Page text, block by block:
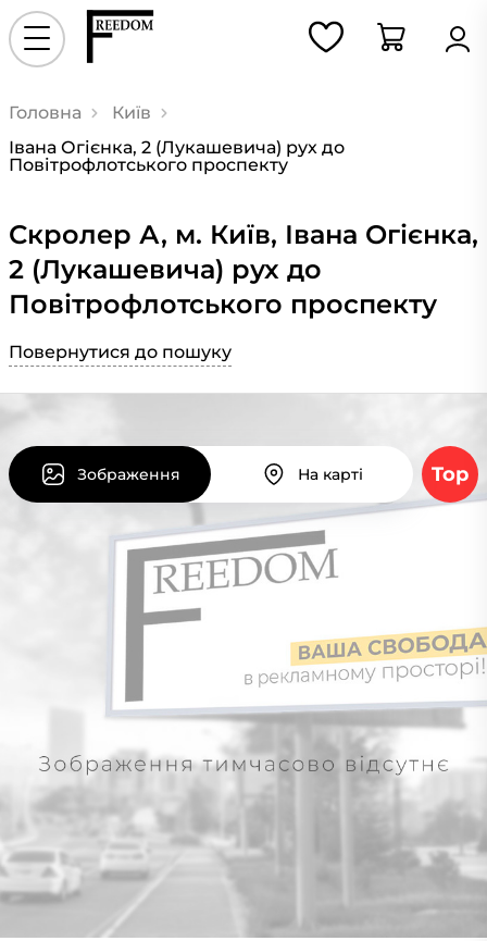
Головна
Київ
Івана Огієнка, 2 (Лукашевича) рух до
Повітрофлотського проспекту
Скролер А, м. Київ, Івана Огієнка,
2 (Лукашевича) рух до
Повітрофлотського проспекту
Повернутися до пошуку
Зображення На карті Top